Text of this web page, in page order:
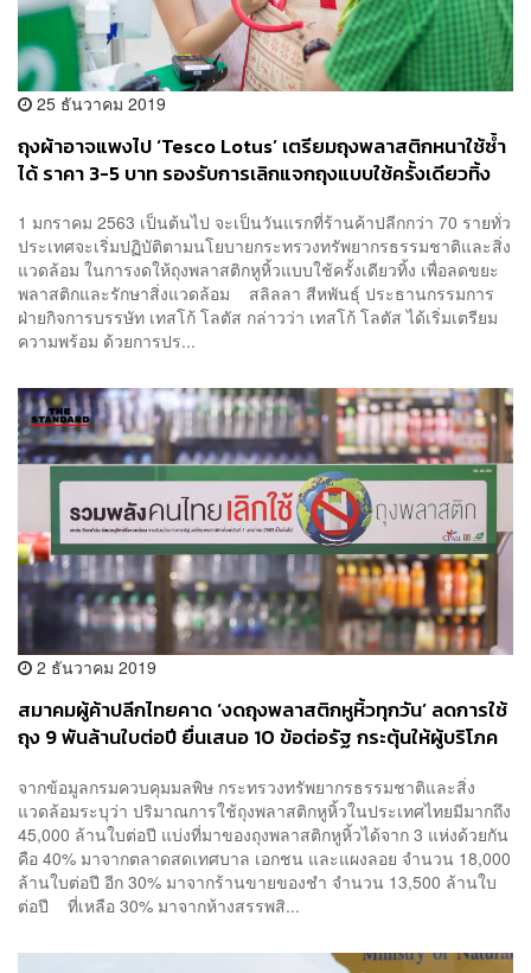
25 ธันวาคม 2019
ถุงผ้าอาจแพงไป ‘Tesco Lotus’ เตรียมถุงพลาสติกหนาใช้ซ้ำ
ได้ ราคา 3-5 บาท รองรับการเลิกแจกถุงแบบใช้ครั้งเดียวทิ้ง
1 มกราคม 2563 เป็นต้นไป จะเป็นวันแรกที่ร้านค้าปลีกกว่า 70 รายทั่ว
ประเทศจะเริ่มปฏิบัติตามนโยบายกระทรวงทรัพยากรธรรมชาติและสิ่ง
แวดล้อม ในการงดให้ถุงพลาสติกหูหิ้วแบบใช้ครั้งเดียวทิ้ง เพื่อลดขยะ
พลาสติกและรักษาสิ่งแวดล้อม สลิลลา สีหพันธุ์ ประธานกรรมการ
ฝ่ายกิจการบรรษัท เทสโก้ โลตัส กล่าวว่า เทสโก้ โลตัส ได้เริ่มเตรียม
ความพร้อม ด้วยการปร...
2 ธันวาคม 2019
สมาคมผู้ค้าปลีกไทยคาด ‘งดถุงพลาสติกหูหิ้วทุกวัน’ ลดการใช้
ถุง 9 พันล้านใบต่อปี ยื่นเสนอ 10 ข้อต่อรัฐ กระตุ้นให้ผู้บริโภค
จากข้อมูลกรมควบคุมมลพิษ กระทรวงทรัพยากรธรรมชาติและสิ่ง
แวดล้อมระบุว่า ปริมาณการใช้ถุงพลาสติกหูหิ้วในประเทศไทยมีมากถึง
45,000 ล้านใบต่อปี แบ่งที่มาของถุงพลาสติกหูหิ้วได้จาก 3 แห่งด้วยกัน
คือ 40% มาจากตลาดสดเทศบาล เอกชน และแผงลอย จำนวน 18,000
ล้านใบต่อปี อีก 30% มาจากร้านขายของชำ จำนวน 13,500 ล้านใบ
ต่อปี ที่เหลือ 30% มาจากห้างสรรพสิ...